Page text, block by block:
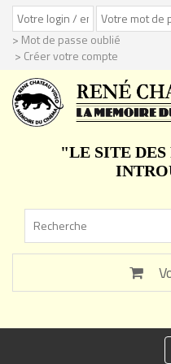
> Mot de passe oublié
> Créer votre compte
"LE SITE